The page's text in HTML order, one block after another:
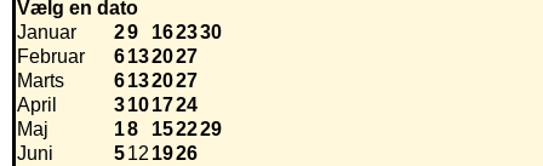
Vælg en dato
Januar
29 162330
Februar
6132027
Marts
6132027
April
3101724
Maj
18 152229
Juni
512 1926